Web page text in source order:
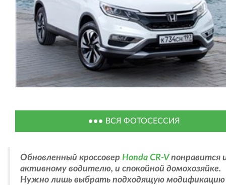
ВСЯ ФОТОСЕССИЯ
Обновленный кроссовер Honda CR-Vпонравится
активному водителю, и спокойной домохозяйке.
Нужно лишь выбрать подходящую модификацию